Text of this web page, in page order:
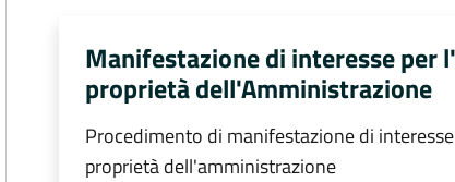
Manifestazione di interesse per
proprietà dell'Amministrazione
Procedimento di manifestazione di
proprietà dell'amministrazione